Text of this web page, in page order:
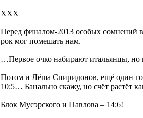
ХХХ
Перед финалом-2013 особых сомнений
рок мог помешать нам.
…Первое очко набирают итальянцы, но
Потом и Лёша Спиридонов, ещё один
10:5… Банально скажу, но счёт растёт
Блок Мусэрского и Павлова – 14:6!